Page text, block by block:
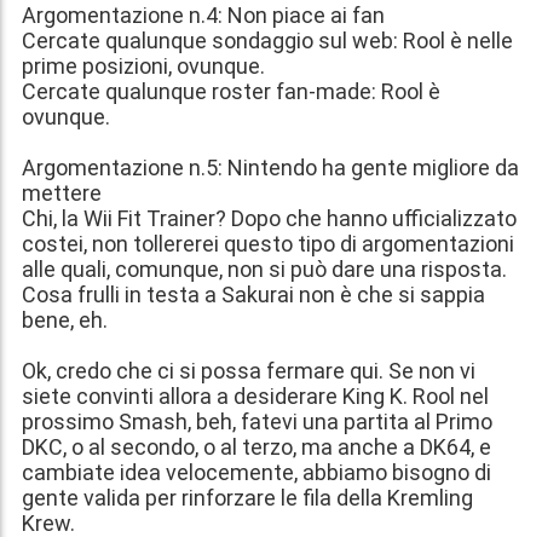
Argomentazione n.4: Non piace ai fan
Cercate qualunque sondaggio sul web: Rool è nelle
prime posizioni, ovunque.
Cercate qualunque roster fan-made: Rool è
ovunque.
Argomentazione n.5: Nintendo ha gente migliore da
mettere
Chi, la Wii Fit Trainer? Dopo che hanno ufficializzato
costei, non tollererei questo tipo di argomentazioni
alle quali, comunque, non si può dare una risposta.
Cosa frulli in testa a Sakurai non è che si sappia
bene, eh.
Ok, credo che ci si possa fermare qui. Se non vi
siete convinti allora a desiderare King K. Rool nel
prossimo Smash, beh, fatevi una partita al Primo
DKC, o al secondo, o al terzo, ma anche a DK64, e
cambiate idea velocemente, abbiamo bisogno di
gente valida per rinforzare le fila della Kremling
Krew.